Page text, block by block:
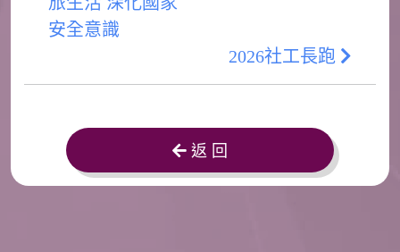
安全意識
2026社工長跑
返 回